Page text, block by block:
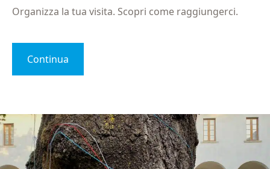
Organizza la tua visita. Scopri come raggiungerci.
Continua